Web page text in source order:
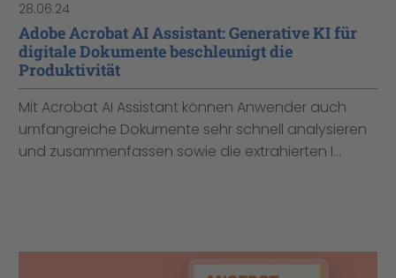
28.06.24
Adobe Acrobat AI Assistant: Generative KI für
digitale Dokumente beschleunigt die
Produktivität
Mit Acrobat AI Assistant können Anwender auch
umfangreiche Dokumente sehr schnell analysieren
und zusammenfassen sowie die extrahierten I...